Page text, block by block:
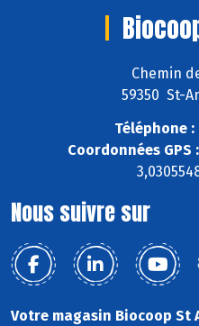
Chemin
59350 St-
Téléphone :
Coordonnées GPS :
Nous suivre sur
Votre magasin Biocoop St